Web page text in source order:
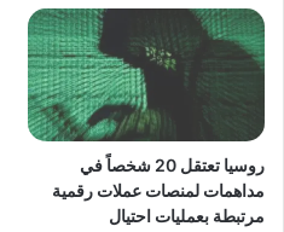
روسيا تعتقل 20 شخصاً في
مداهمات لمنصات عملات رقمية
مرتبطة بعمليات احتيال